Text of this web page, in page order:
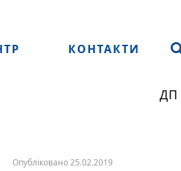
КОНТАКТИ
ДП
Опубліковано 25.02.2019